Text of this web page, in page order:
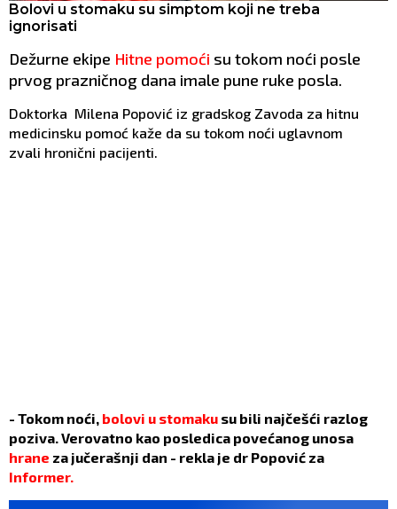
Bolovi u stomaku su simptom koji ne treba
ignorisati
Dežurne ekipe Hitne pomoći su tokom noći posle
prvog prazničnog dana imale pune ruke posla.
Doktorka Milena Popović iz gradskog Zavoda za hitnu
medicinsku pomoć kaže da su tokom noći uglavnom
zvali hronični pacijenti.
- Tokom noći, bolovi u stomaku su bili najčešći razlog
poziva. Verovatno kao posledica povećanog unosa
hrane za jučerašnji dan - rekla je dr Popović za
Informer.